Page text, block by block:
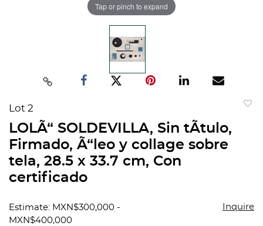
Tap or pinch to expand
Lot 2
LOLÃ“ SOLDEVILLA, Sin tÃ­tulo,
Firmado, Ã“leo y collage sobre
tela, 28.5 x 33.7 cm, Con
certificado
Estimate: MXN$300,000 -
MXN$400,000
Inquire